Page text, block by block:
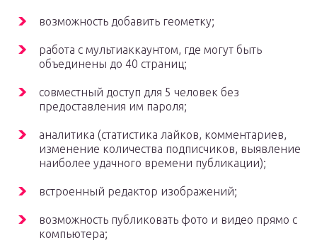
возможность добавить геометку;
работа с мультиаккаунтом, где могут быть
объединены до 40 страниц;
совместный доступ для 5 человек без
предоставления им пароля;
аналитика (статистика лайков, комментариев,
изменение количества подписчиков, выявление
наиболее удачного времени публикации);
встроенный редактор изображений;
возможность публиковать фото и видео прямо с
компьютера;